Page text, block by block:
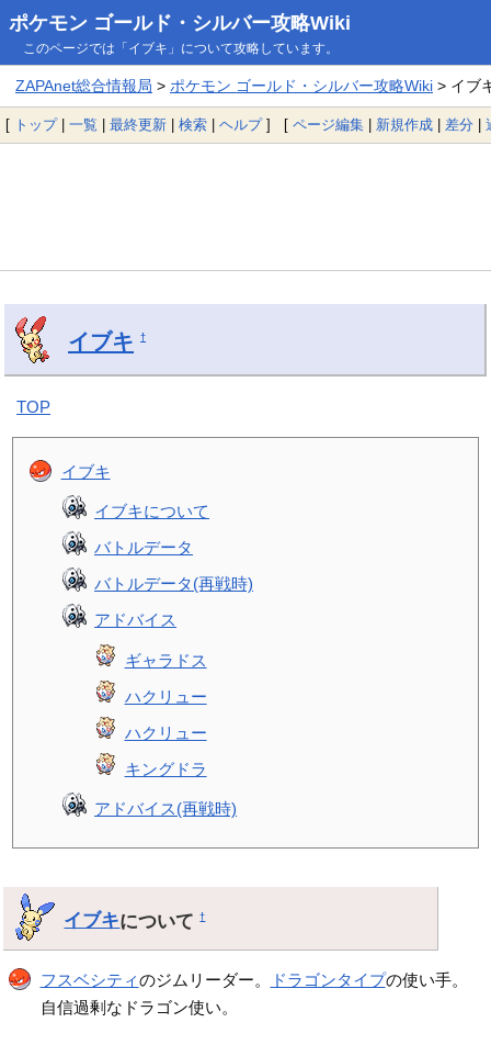
ポケモン ゴールド・シルバー攻略Wiki
このページでは「イブキ」について攻略しています。
ZAPAnet総合情報局 > ポケモン ゴールド・シルバー攻略Wiki> イブ
[ トップ| 一覧 | 最終更新 | 検索 | ヘルプ] [ ページ編集 | 新規作成 | 差分 |
イブキ †
TOP
イブキ
イブキについて
バトルデータ
バトルデータ(再戦時)
アドバイス
ギャラドス
ハクリュー
ハクリュー
キングドラ
アドバイス(再戦時)
イブキについて†
フスベシティのジムリーダー。 ドラゴンタイプの使い手。
自信過剰なドラゴン使い。